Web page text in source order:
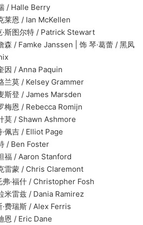
Berry
/ Ian McKellen
特 / Patrick Stewart
Janssen | 饰 琴·葛蕾 / 黑凤
Paquin
Kelsey Grammer
James Marsden
Rebecca Romijn
Ashmore
/ Elliot Page
Foster
Stanford
/ Chris Claremont
/ Christopher Fosh
/ Dania Ramirez
/ Alex Ferris
Eric Dane